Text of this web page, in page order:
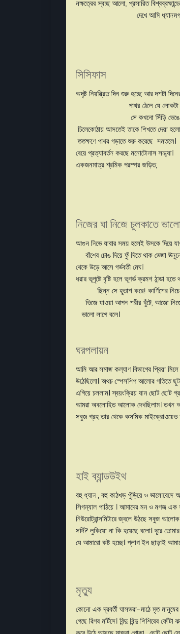
নক্ষত্রের স্বচ্ছ আলো,
দেখে আমি
শান্তির শিশির
সিসিফাস
অদৃষ্ট
পাথর ঠেলে
সে কখনো সিঁড়ি
চিলেকোঠায় আসতেই
ততক্ষণে পাথর
বেয়ে প্রত্যাবর্তন
একজনমাত্র শ্রমিক
নিজের ঘা নিজে চুলকাতে
আগুন নিভে
বাঁশের চোঙ দিয়ে ফুঁ
থেকে উড়ে আসে গর্ভবতী মেঘ।
ধরার ভূপৃষ্টে বৃষ্টি
ছিন্ন সে হূতাশ
ভিজে যাওয়া
ভালো লাগে বলে।
ঘরপলায়ন
আমি আর সমাজ কল্যাণ বিভাগের প্রিয়া মিলে
উঠেছিলো। অথচ স্পেসশিপ আলোর গতিতে
এগিয়ে চললাম। স্বয়ংক্রিয় যান ছোট ছোট
আমরা অবলোহিত আলোক দেখছিলাম। তখন
সবুজ গ্রহ তার থেকে কসমিক
হাই ব্যান্ডউইথ
বহু ধ্যান , বহু কাঠখড় পুঁড়িয়ে ও ভালোবেসে
সিগন্যাল পাঠিয়ে । আমাদের মন ও মগজ এক
নিউরোট্রান্সমিটারে জ্বলে উঠছে সবুজ
সর্দি? লুকিয়ো না কি হয়েছে বলো। দূরে
যে আমারো কষ্ট হচ্ছে। প্লাগ ইন ছাড়াই
মৃত্যু
কোনো এক দূরবর্তী ঘাসভরা-মাঠে মৃত
গেছে রিগর মর্টিসে। বিন্দু বিন্দু শিশিরের